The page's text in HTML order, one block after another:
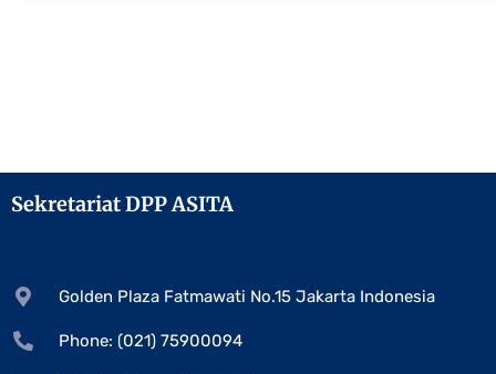
Sekretariat DPP ASITA
Golden Plaza Fatmawati No.15 Jakarta Indonesia
Phone: (021) 75900094